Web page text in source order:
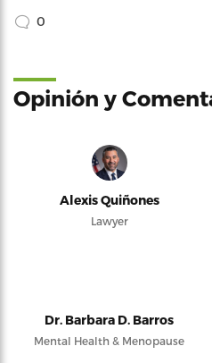
0
Opinión y
Alexis Quiñones
Lawyer
Dr. Barbara D. Barros
Mental Health & Menopause